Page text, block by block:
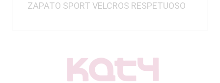
ZAPATO SPORT VELCROS RESPETUOSO